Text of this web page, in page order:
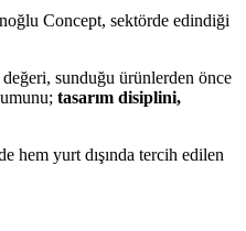
Concept, sektörde edindiği
sunduğu ürünlerden önce
tasarım disiplini,
hem yurt dışında tercih edilen